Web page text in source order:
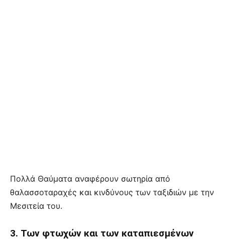
Πολλά Θαύματα αναφέρουν σωτηρία από
θαλασσοταραχές και κινδύνους των ταξιδιών με την
Μεσιτεία του.
3. Των φτωχών και των καταπιεσμένων